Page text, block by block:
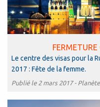
FERMETURE
Le centre des visas pour la
2017 : Fête de la femme.
Publié le 2 mars 2017 -